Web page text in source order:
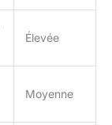
Élevée
Moyenne